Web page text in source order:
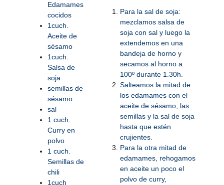
Edamames
cocidos
1cuch.
Aceite de
sésamo
1cuch.
Salsa de
soja
semillas de
sésamo
sal
1 cuch.
Curry en
polvo
1 cuch.
Semillas de
chili
1cuch
Para la sal de soja:
mezclamos salsa de
soja con sal y luego la
extendemos en una
bandeja de horno y
secamos al horno a
100º durante 1.30h.
Salteamos la mitad de
los edamames con el
aceite de sésamo, las
semillas y la sal de soja
hasta que estén
crujientes.
Para la otra mitad de
edamames, rehogamos
en aceite un poco el
polvo de curry,